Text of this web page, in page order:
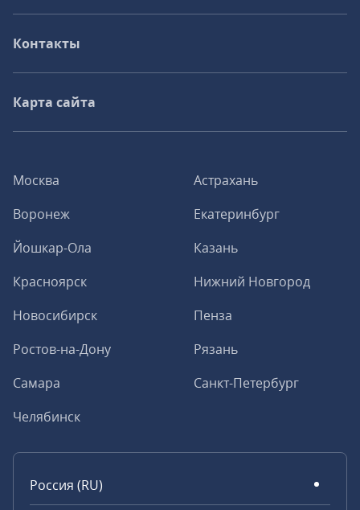
Москва
Астрахань
Воронеж
Екатеринбург
Йошкар-Ола
Казань
Красноярск
Нижний Новгород
Новосибирск
Пенза
Ростов-на-Дону
Рязань
Самара
Санкт-Петербург
Челябинск
Россия (RU)
Контакты
Карта сайта